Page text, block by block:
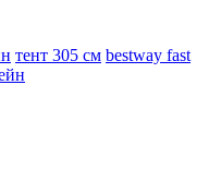
тент 305 см bestway fast